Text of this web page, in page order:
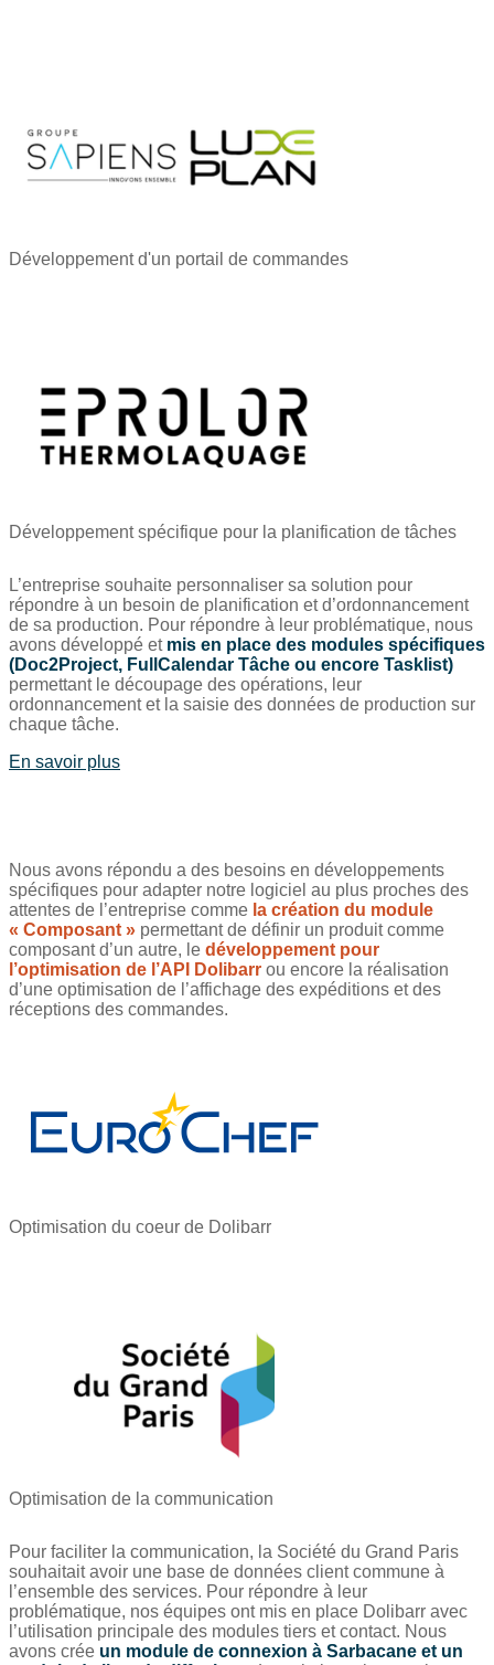
Développement d'un portail de commandes
Développement spécifique pour la planification de tâches
L’entreprise souhaite personnaliser sa solution pour
répondre à un besoin de planification et d’ordonnancement
de sa production. Pour répondre à leur problématique, nous
avons développé etmis en place des modules spécifiques
(Doc2Project, FullCalendar Tâche ou encore Tasklist)
permettant le découpage des opérations, leur
ordonnancement et la saisie des données de production sur
chaque tâche.
En savoir plus
Nous avons répondu a des besoins en développements
spécifiques pour adapter notre logiciel au plus proches des
attentes de l’entreprise comme la création du module
« Composant » permettant de définir un produit comme
composant d’un autre, le développement pour
l’optimisation de l’API Dolibarr ou encore la réalisation
d’une optimisation de l’affichage des expéditions et des
réceptions des commandes.
Optimisation du coeur de Dolibarr
Optimisation de la communication
Pour faciliter la communication, la Société du Grand Paris
souhaitait avoir une base de données client commune à
l’ensemble des services. Pour répondre à leur
problématique, nos équipes ont mis en place Dolibarr avec
l’utilisation principale des modules tiers et contact. Nous
avons crée un module de connexion à Sarbacane et un